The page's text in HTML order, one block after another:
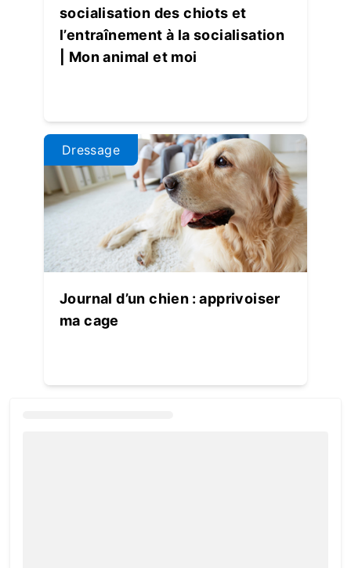
socialisation des chiots et
l’entraînement à la socialisation
| Mon animal et moi
Dressage
Journal d’un chien : apprivoiser
ma cage